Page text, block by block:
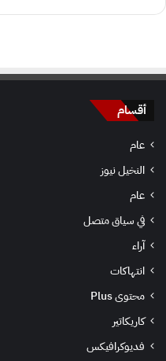
أقسام
عام
النخيل نيوز
عام
في سياق متصل
آراء
انتهاكات
محتوى Plus
كاريكاتير
فديوكرافيكس